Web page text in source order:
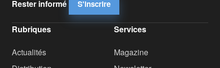
Rester informé S'inscrire
Rubriques
Actualités
Services
Magazine